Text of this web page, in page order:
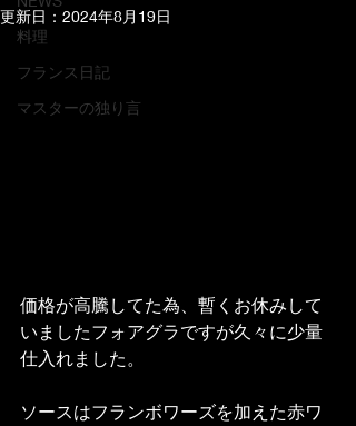
料理
フランス日記
マスターの独り言
更新日： 2024年8月19日
価格が高騰してた為、暫くお休みして
いましたフォアグラですが久々に少量
仕入れました。
ソースはフランボワーズを加えた赤ワ